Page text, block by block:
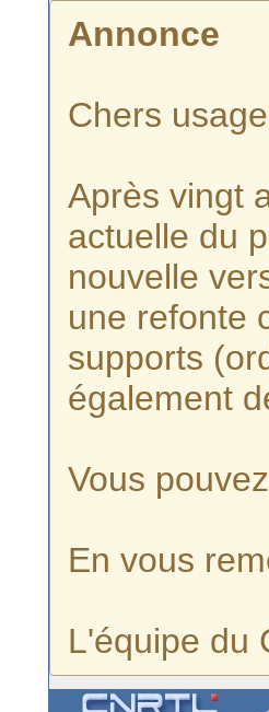
Annonce
Chers
Après vingt
actuelle du
nouvelle
une refonte
supports
également
Vous
En vous
L'équipe du